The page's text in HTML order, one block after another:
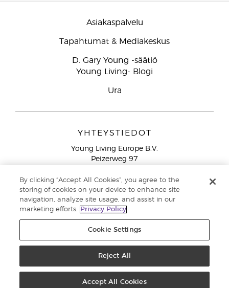
Asiakaspalvelu
Tapahtumat & Mediakeskus
D. Gary Young -säätiö
Young Living- Blogi
Ura
YHTEYSTIEDOT
Young Living Europe B.V.
Peizerweg 97
Netherlands
Ilmainen yhteydenotto lankanumeroista Suomesta
913 239
Email: asiakaspalvelu@youngliving.com
pidätetään. |Yksityisyydensuoja
By clicking “Accept All Cookies”, you agree to the
storing of cookies on your device to enhance site
navigation, analyze site usage, and assist in our
marketing efforts.
Privacy Policy
Cookie Settings
Reject All
Accept All Cookies